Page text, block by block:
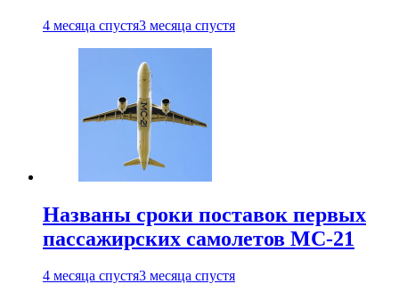
4 месяца спустя3 месяца спустя
Названы сроки поставок первых
пассажирских самолетов МС-21
4 месяца спустя3 месяца спустя